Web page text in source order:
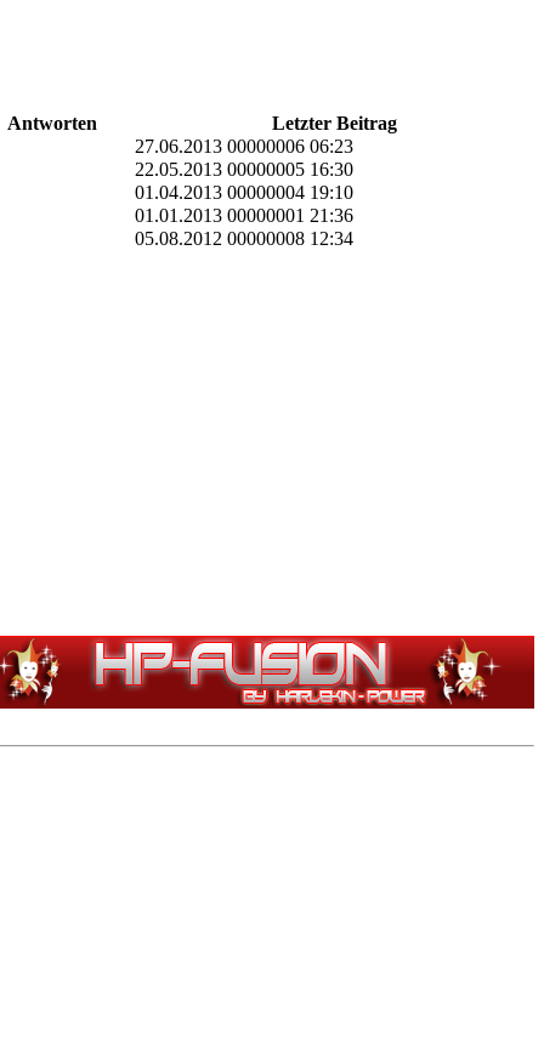
Antworten
Letzter Beitrag
27.06.2013 00000006 06:23
22.05.2013 00000005 16:30
01.04.2013 00000004 19:10
01.01.2013 00000001 21:36
05.08.2012 00000008 12:34